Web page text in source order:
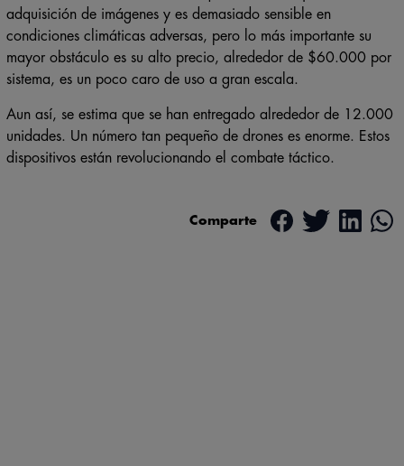
adquisición de imágenes y es demasiado sensible en
condiciones climáticas adversas, pero lo más importante su
mayor obstáculo es su alto precio, alrededor de $60.000 por
sistema, es un poco caro de uso a gran escala.
Aun así, se estima que se han entregado alrededor de 12.000
unidades. Un número tan pequeño de drones es enorme. Estos
dispositivos están revolucionando el combate táctico.
Comparte